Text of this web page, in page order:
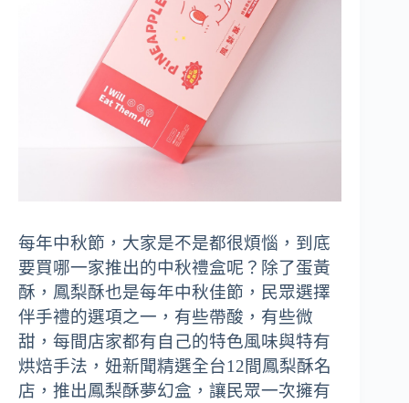
每年中秋節，大家是不是都很煩惱，到底
要買哪一家推出的中秋禮盒呢？除了蛋黃
酥，鳳梨酥也是每年中秋佳節，民眾選擇
伴手禮的選項之一，有些帶酸，有些微
甜，每間店家都有自己的特色風味與特有
烘焙手法，妞新聞精選全台12間鳳梨酥名
店，推出鳳梨酥夢幻盒，讓民眾一次擁有